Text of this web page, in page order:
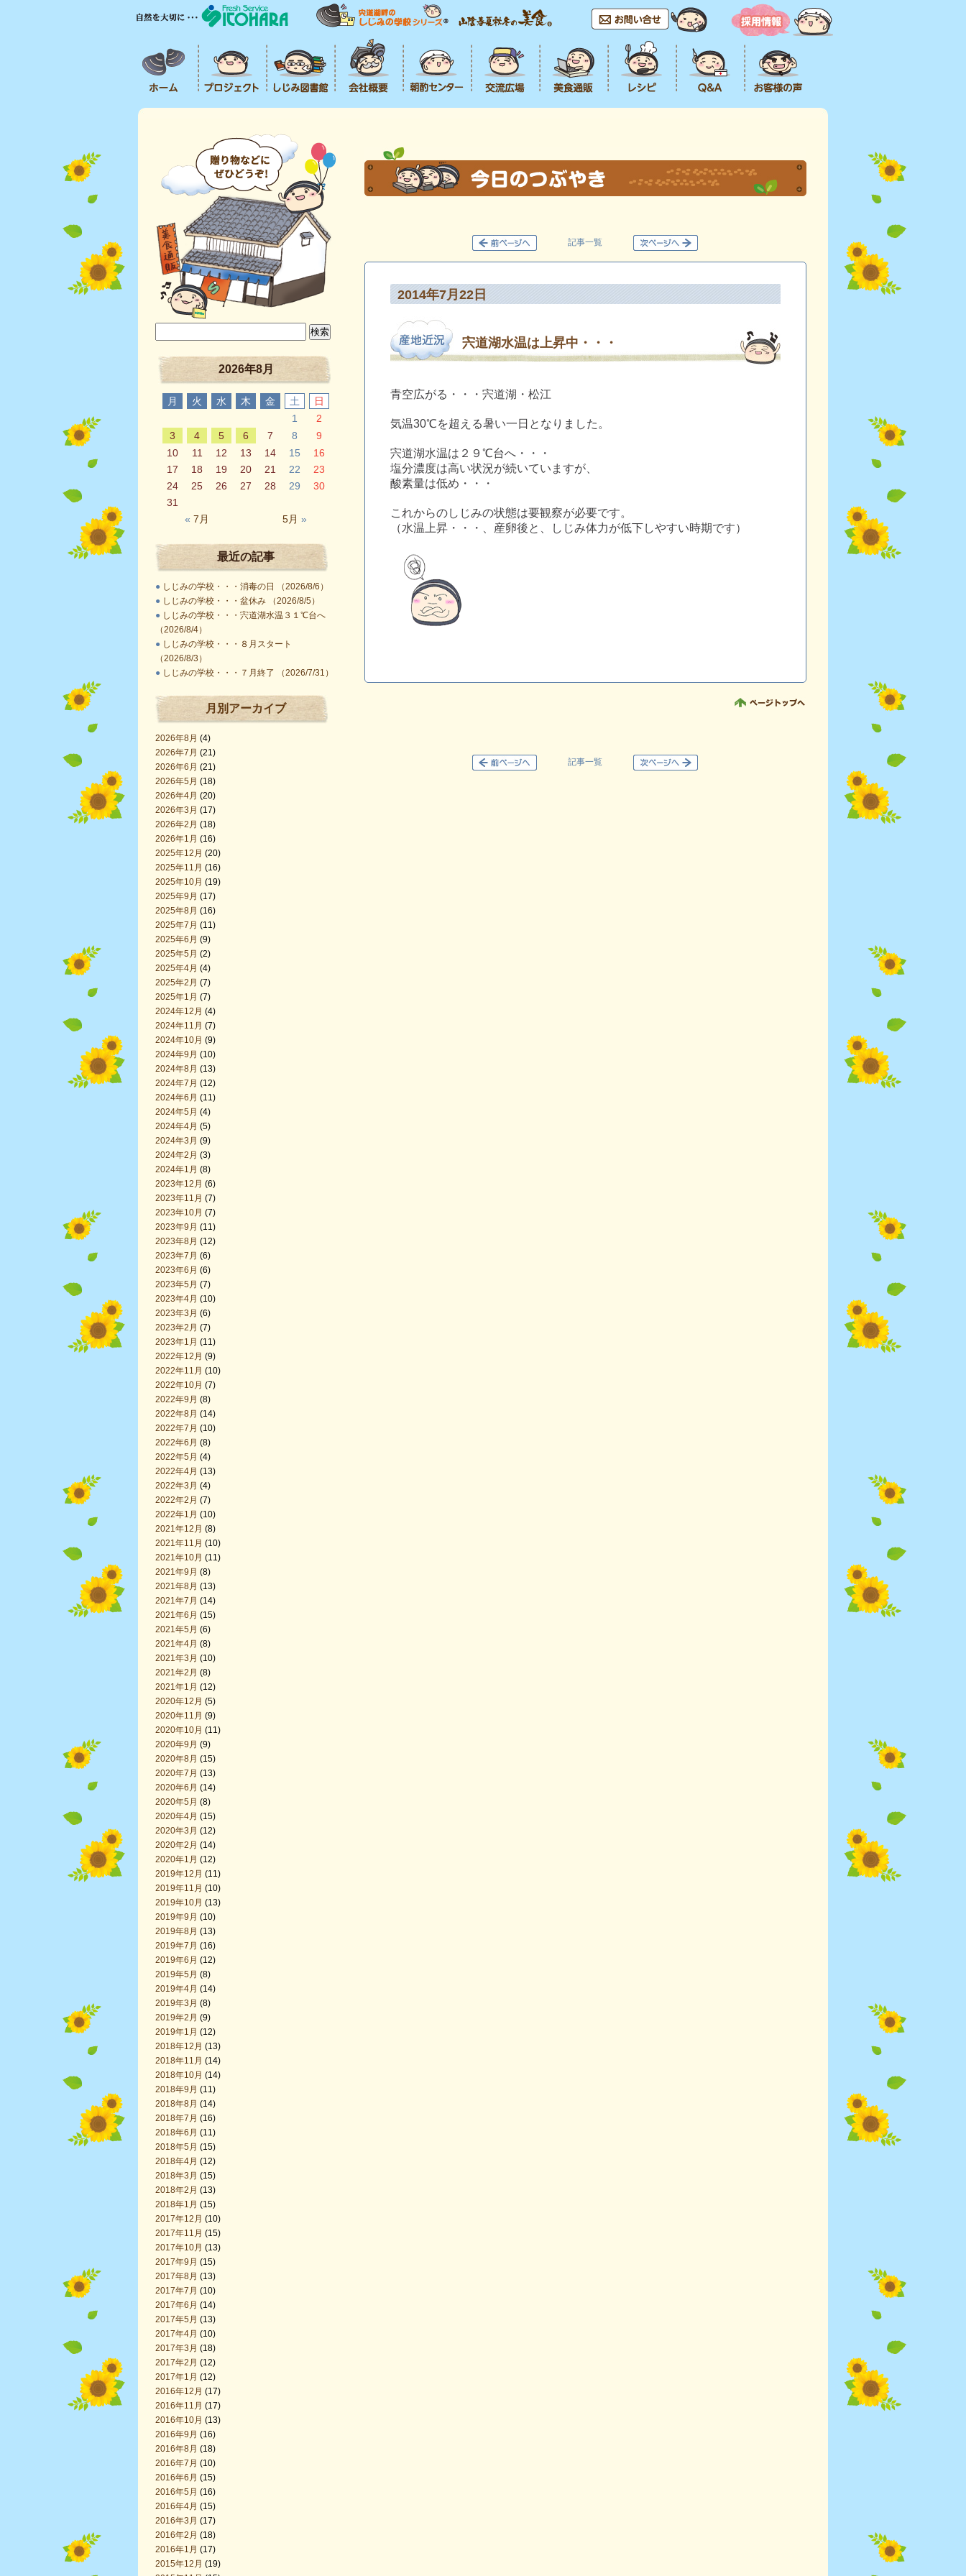
2026年8月
月 火 水 木 金 土 日
« 7月 5月 »
1
2
3
4 5 6 7 8
9
10
11 12 13 14 15
16
17
18 19 20 21 22
23
24
25 26 27 28 29
30
31
最近の記事
● しじみの学校・・・消毒の日 （2026/8/6）
● しじみの学校・・・盆休み （2026/8/5）
● しじみの学校・・・宍道湖水温３１℃台へ
（2026/8/4）
● しじみの学校・・・８月スタート
（2026/8/3）
● しじみの学校・・・７月終了 （2026/7/31）
月別アーカイブ
2026年8月 (4)
2026年7月 (21)
2026年6月 (21)
2026年5月 (18)
2026年4月 (20)
2026年3月 (17)
2026年2月 (18)
2026年1月 (16)
2025年12月 (20)
2025年11月 (16)
2025年10月 (19)
2025年9月 (17)
2025年8月 (16)
2025年7月 (11)
2025年6月 (9)
2025年5月 (2)
2025年4月 (4)
2025年2月 (7)
2025年1月 (7)
2024年12月 (4)
2024年11月 (7)
2024年10月 (9)
2024年9月 (10)
2024年8月 (13)
2024年7月 (12)
2024年6月 (11)
2024年5月 (4)
2024年4月 (5)
2024年3月 (9)
2024年2月 (3)
2024年1月 (8)
2023年12月 (6)
2023年11月 (7)
2023年10月 (7)
2023年9月 (11)
2023年8月 (12)
2023年7月 (6)
2023年6月 (6)
2023年5月 (7)
2023年4月 (10)
2023年3月 (6)
2023年2月 (7)
2023年1月 (11)
2022年12月 (9)
2022年11月 (10)
2022年10月 (7)
2022年9月 (8)
2022年8月 (14)
2022年7月 (10)
2022年6月 (8)
2022年5月 (4)
2022年4月 (13)
2022年3月 (4)
2022年2月 (7)
2022年1月 (10)
2021年12月 (8)
2021年11月 (10)
2021年10月 (11)
2021年9月 (8)
2021年8月 (13)
2021年7月 (14)
2021年6月 (15)
2021年5月 (6)
2021年4月 (8)
2021年3月 (10)
2021年2月 (8)
2021年1月 (12)
2020年12月 (5)
2020年11月 (9)
2020年10月 (11)
2020年9月 (9)
2020年8月 (15)
2020年7月 (13)
2020年6月 (14)
2020年5月 (8)
2020年4月 (15)
2020年3月 (12)
2020年2月 (14)
2020年1月 (12)
2019年12月 (11)
2019年11月 (10)
2019年10月 (13)
2019年9月 (10)
2019年8月 (13)
2019年7月 (16)
2019年6月 (12)
2019年5月 (8)
2019年4月 (14)
2019年3月 (8)
2019年2月 (9)
2019年1月 (12)
2018年12月 (13)
2018年11月 (14)
2018年10月 (14)
2018年9月 (11)
2018年8月 (14)
2018年7月 (16)
2018年6月 (11)
2018年5月 (15)
2018年4月 (12)
2018年3月 (15)
2018年2月 (13)
2018年1月 (15)
2017年12月 (10)
2017年11月 (15)
2017年10月 (13)
2017年9月 (15)
2017年8月 (13)
2017年7月 (10)
2017年6月 (14)
2017年5月 (13)
2017年4月 (10)
2017年3月 (18)
2017年2月 (12)
2017年1月 (12)
2016年12月 (17)
2016年11月 (17)
2016年10月 (13)
2016年9月 (16)
2016年8月 (18)
2016年7月 (10)
2016年6月 (15)
2016年5月 (16)
2016年4月 (15)
2016年3月 (17)
2016年2月 (18)
2016年1月 (17)
2015年12月 (19)
記事一覧
2014年7月22日
宍道湖水温は上昇中・・・
青空広がる・・・宍道湖・松江
気温30℃を超える暑い一日となりました。
宍道湖水温は２９℃台へ・・・
塩分濃度は高い状況が続いていますが、
酸素量は低め・・・
これからのしじみの状態は要観察が必要です。
（水温上昇・・・、産卵後と、しじみ体力が低下しやすい時期です）
記事一覧